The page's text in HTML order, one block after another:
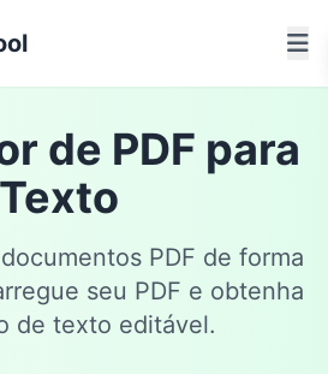
de PDF para
Texto
PDF de forma
seu PDF e obtenha
de texto editável.